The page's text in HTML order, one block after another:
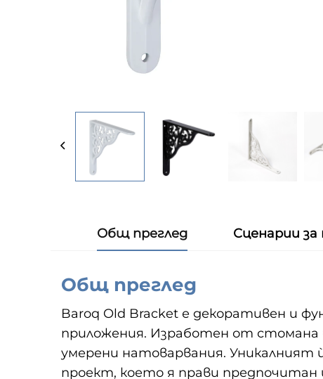
Общ преглед Сценарии
Общ преглед
Baroq Old Bracket е декоративен и
приложения. Изработен от стомана
умерени натоварвания. Уникалният
проект, което я прави